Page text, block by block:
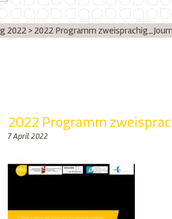
2022 >2022 Programm
2022 Programm
7 April 2022